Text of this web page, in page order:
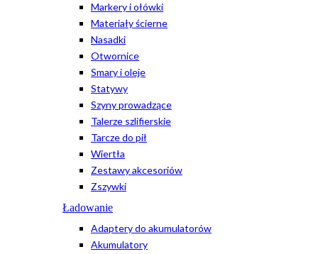
Markery i ołówki
Materiały ścierne
Nasadki
Otwornice
Smary i oleje
Statywy
Szyny prowadzące
Talerze szlifierskie
Tarcze do pił
Wiertła
Zestawy akcesoriów
Zszywki
Ładowanie
Adaptery do akumulatorów
Akumulatory